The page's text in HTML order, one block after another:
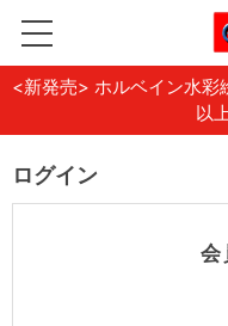
<新発売> ホルベイン水彩
以
ログイン
会